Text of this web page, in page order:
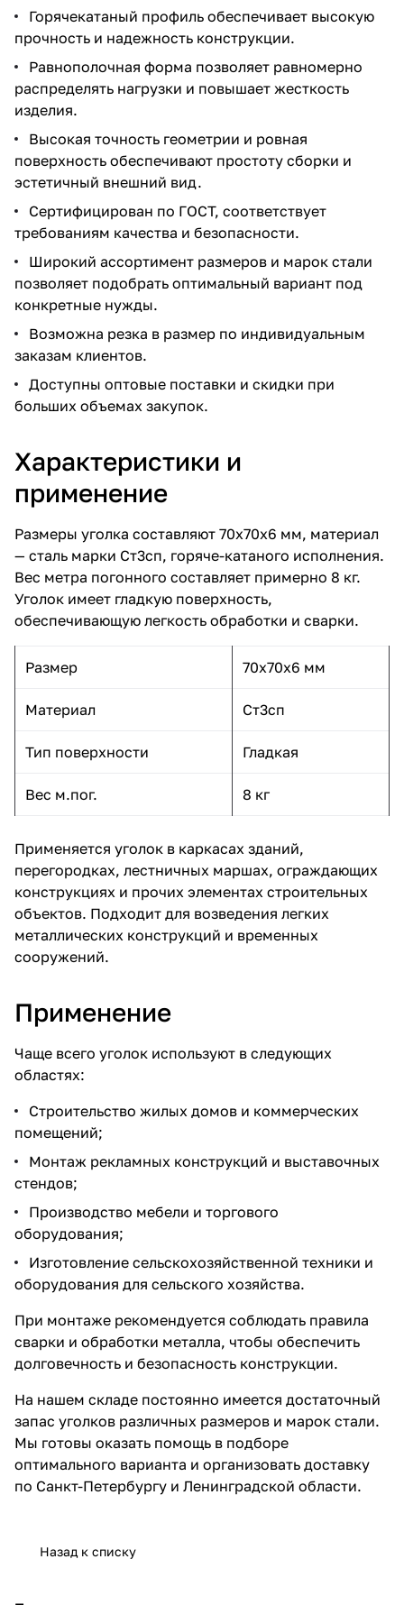
Горячекатаный профиль обеспечивает высокую
прочность и надежность конструкции.
Равнополочная форма позволяет равномерно
распределять нагрузки и повышает жесткость
изделия.
Высокая точность геометрии и ровная
поверхность обеспечивают простоту сборки и
эстетичный внешний вид.
Сертифицирован по ГОСТ, соответствует
требованиям качества и безопасности.
Широкий ассортимент размеров и марок стали
позволяет подобрать оптимальный вариант под
конкретные нужды.
Возможна резка в размер по индивидуальным
заказам клиентов.
Доступны оптовые поставки и скидки при
больших объемах закупок.
Характеристики и
применение
Размеры уголка составляют 70x70x6 мм, материал
— сталь марки Ст3сп, горяче-катаного исполнения.
Вес метра погонного составляет примерно 8 кг.
Уголок имеет гладкую поверхность,
обеспечивающую легкость обработки и сварки.
Размер 70x70x6 мм
Материал Ст3сп
Тип поверхности Гладкая
Вес м.пог. 8 кг
Применяется уголок в каркасах зданий,
перегородках, лестничных маршах, ограждающих
конструкциях и прочих элементах строительных
объектов. Подходит для возведения легких
металлических конструкций и временных
сооружений.
Применение
Чаще всего уголок используют в следующих
областях:
Строительство жилых домов и коммерческих
помещений;
Монтаж рекламных конструкций и выставочных
стендов;
Производство мебели и торгового
оборудования;
Изготовление сельскохозяйственной техники и
оборудования для сельского хозяйства.
При монтаже рекомендуется соблюдать правила
сварки и обработки металла, чтобы обеспечить
долговечность и безопасность конструкции.
На нашем складе постоянно имеется достаточный
запас уголков различных размеров и марок стали.
Мы готовы оказать помощь в подборе
оптимального варианта и организовать доставку
по Санкт-Петербургу и Ленинградской области.
Назад к списку